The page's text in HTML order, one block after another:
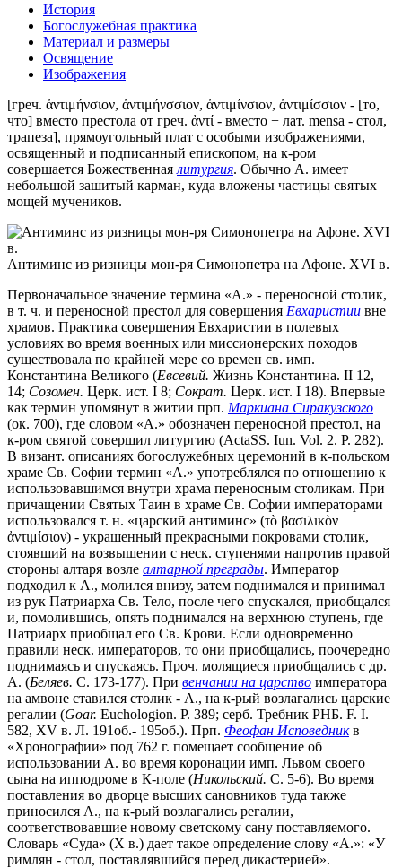
История
Богослужебная практика
Материал и размеры
Освящение
Изображения
[греч. ἀντιμήνσιον, ἀντιμήνσσιον, ἀντιμίνσιον, ἀντιμίσσιον - [то,
что] вместо престола от греч. ἀντί - вместо + лат. mensa - стол,
трапеза], прямоугольный плат с особыми изображениями,
освященный и подписанный епископом, на к-ром
совершается Божественная литургия. Обычно А. имеет
небольшой зашитый карман, куда вложены частицы святых
мощей мучеников.
Антиминс из ризницы мон-ря Симонопетра на Афоне. XVI в.
Первоначальное значение термина «А.» - переносной столик,
в т. ч. и переносной престол для совершения Евхаристии вне
храмов. Практика совершения Евхаристии в полевых
условиях во время военных или миссионерских походов
существовала по крайней мере со времен св. имп.
Константина Великого (Евсевий. Жизнь Константина. II 12,
14; Созомен. Церк. ист. I 8; Сократ. Церк. ист. I 18). Впервые
как термин упомянут в житии прп. Маркиана Сиракузского
(ок. 700), где словом «А.» обозначен переносной престол, на
к-ром святой совершил литургию (ActaSS. Iun. Vol. 2. P. 282).
В визант. описаниях богослужебных церемоний в к-польском
храме Св. Софии термин «А.» употреблялся по отношению к
использовавшимся внутри храма переносным столикам. При
причащении Святых Таин в храме Св. Софии императорами
использовался т. н. «царский антиминс» (τὸ βασιλικὸν
ἀντιμίσιον) - украшенный прекрасными покровами столик,
стоявший на возвышении с неск. ступенями напротив правой
стороны алтаря возле алтарной преграды. Император
подходил к А., молился внизу, затем поднимался и принимал
из рук Патриарха Св. Тело, после чего спускался, приобщался
и, помолившись, опять поднимался на верхнюю ступень, где
Патриарх приобщал его Св. Крови. Если одновременно
правили неск. императоров, то они приобщались, поочередно
поднимаясь и спускаясь. Проч. молящиеся приобщались с др.
А. (Беляев. С. 173-177). При венчании на царство императора
на амвоне ставился столик - А., на к-рый возлагались царские
регалии (Goar. Euchologion. P. 389; серб. Требник РНБ. F. I.
582, XV в. Л. 191об.- 195об.). Прп. Феофан Исповедникв
«Хронографии» под 762 г. помещает сообщение об
использовании А. во время коронации имп. Львом своего
сына на ипподроме в К-поле (Никольский. С. 5-6). Во время
поставления во дворце высших сановников туда также
приносился А., на к-рый возлагались регалии,
соответствовавшие новому светскому сану поставляемого.
Словарь «Суда» (X в.) дает такое определение слову «А.»: «У
римлян - стол, поставлявшийся перед дикастерией».